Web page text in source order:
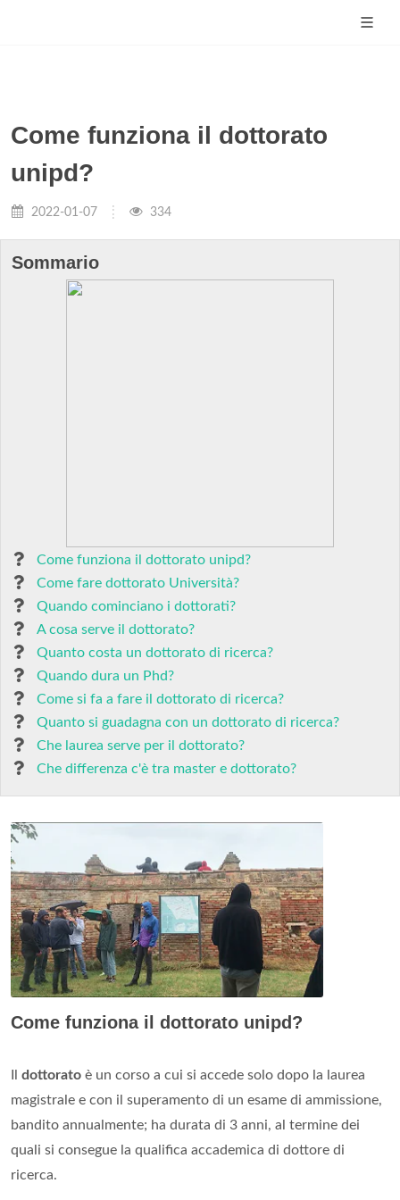
Come funziona il dottorato
unipd?
2022-01-07 334
Sommario
Come funziona il dottorato unipd?
Come fare dottorato Università?
Quando cominciano i dottorati?
A cosa serve il dottorato?
Quanto costa un dottorato di ricerca?
Quando dura un Phd?
Come si fa a fare il dottorato di ricerca?
Quanto si guadagna con un dottorato di ricerca?
Che laurea serve per il dottorato?
Che differenza c'è tra master e dottorato?
Come funziona il dottorato unipd?
dottorato è un corso a cui si accede solo dopo la laurea
magistrale e con il superamento di un esame di ammissione,
bandito annualmente; ha durata di 3 anni, al termine dei
quali si consegue la qualifica accademica di dottore di
ricerca.